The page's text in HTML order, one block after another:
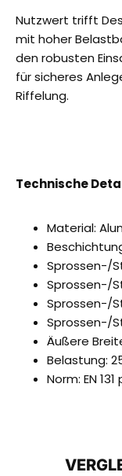
Nutzwert trifft
mit hoher
den robusten
für sicheres
Riffelung.
Technische
Material:
Sprossen-/
Sprossen-/
Sprossen-/
Sprossen-/
Äußere
Belastung:
Norm: EN